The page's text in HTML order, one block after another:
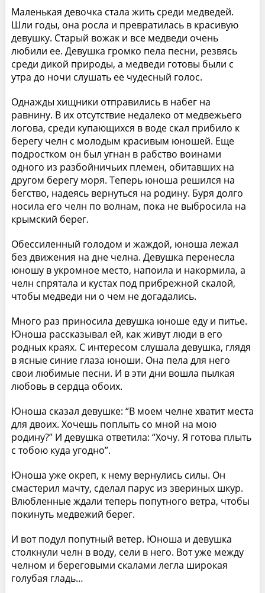
Маленькая девочка стала жить среди медведей.
Шли годы, она росла и превратилась в красивую
девушку. Старый вожак и все медведи очень
любили ее. Девушка громко пела песни, резвясь
среди дикой природы, а медведи готовы были с
утра до ночи слушать ее чудесный голос.
Однажды хищники отправились в набег на
равнину. В их отсутствие недалеко от медвежьего
логова, среди купающихся в воде скал прибило к
берегу челн с молодым красивым юношей. Еще
подростком он был угнан в рабство воинами
одного из разбойничьих племен, обитавших на
другом берегу моря. Теперь юноша решился на
бегство, надеясь вернуться на родину. Буря долго
носила его челн по волнам, пока не выбросила на
крымский берег.
Обессиленный голодом и жаждой, юноша лежал
без движения на дне челна. Девушка перенесла
юношу в укромное место, напоила и накормила, а
челн спрятала и кустах под прибрежной скалой,
чтобы медведи ни о чем не догадались.
Много раз приносила девушка юноше еду и питье.
Юноша рассказывал ей, как живут люди в его
родных краях. С интересом слушала девушка, глядя
в ясные синие глаза юноши. Она пела для него
свои любимые песни. И в эти дни вошла пылкая
любовь в сердца обоих.
Юноша сказал девушке: “В моем челне хватит места
для двоих. Хочешь поплыть со мной на мою
родину?” И девушка ответила: “Хочу. Я готова плыть
с тобою куда угодно”.
Юноша уже окреп, к нему вернулись силы. Он
смастерил мачту, сделал парус из звериных шкур.
Влюбленные ждали теперь попутного ветра, чтобы
покинуть медвежий берег.
И вот подул попутный ветер. Юноша и девушка
столкнули челн в воду, сели в него. Вот уже между
челном и береговыми скалами легла широкая
голубая гладь…